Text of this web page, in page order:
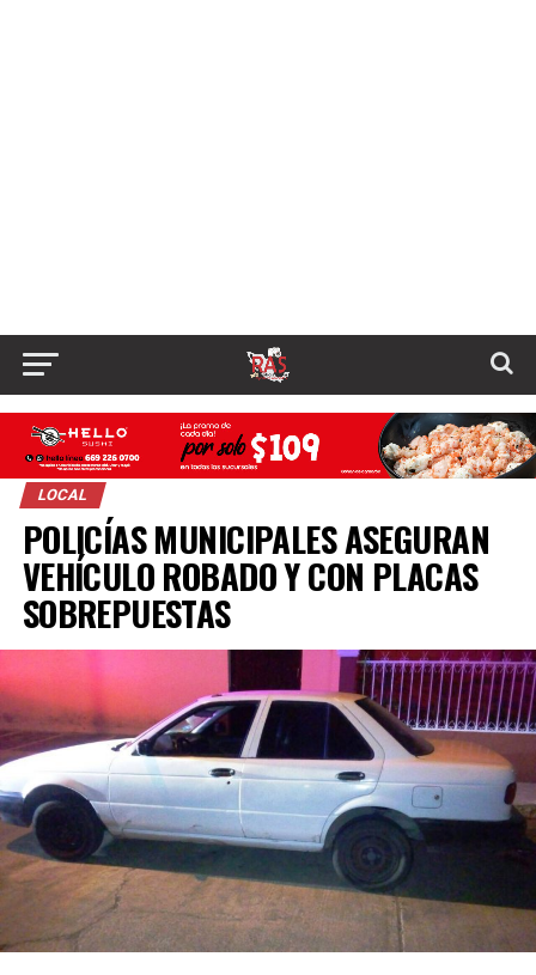
LOCAL
POLICÍAS MUNICIPALES ASEGURAN
VEHÍCULO ROBADO Y CON PLACAS
SOBREPUESTAS